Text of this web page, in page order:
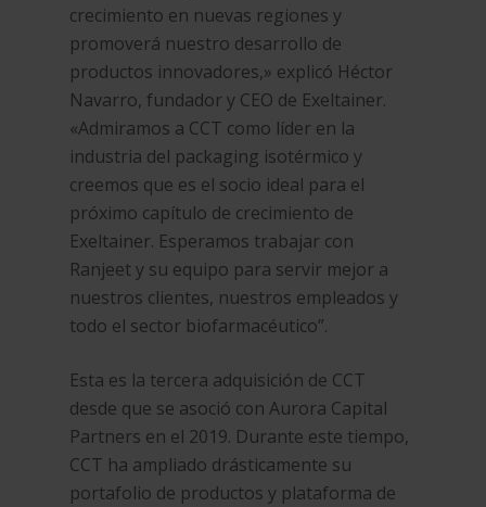
crecimiento en nuevas regiones y
promoverá nuestro desarrollo de
productos innovadores,» explicó Héctor
Navarro, fundador y CEO de Exeltainer.
«Admiramos a CCT como líder en la
industria del packaging isotérmico y
creemos que es el socio ideal para el
próximo capítulo de crecimiento de
Exeltainer. Esperamos trabajar con
Ranjeet y su equipo para servir mejor a
nuestros clientes, nuestros empleados y
todo el sector biofarmacéutico”.
Esta es la tercera adquisición de CCT
desde que se asoció con Aurora Capital
Partners en el 2019. Durante este tiempo,
CCT ha ampliado drásticamente su
portafolio de productos y plataforma de